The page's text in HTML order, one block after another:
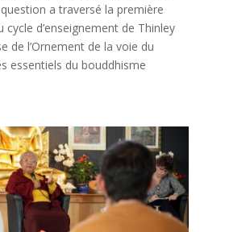
a traversé la première
cycle d’enseignement de Thinley
de l’Ornement de la voie du
essentiels du bouddhisme